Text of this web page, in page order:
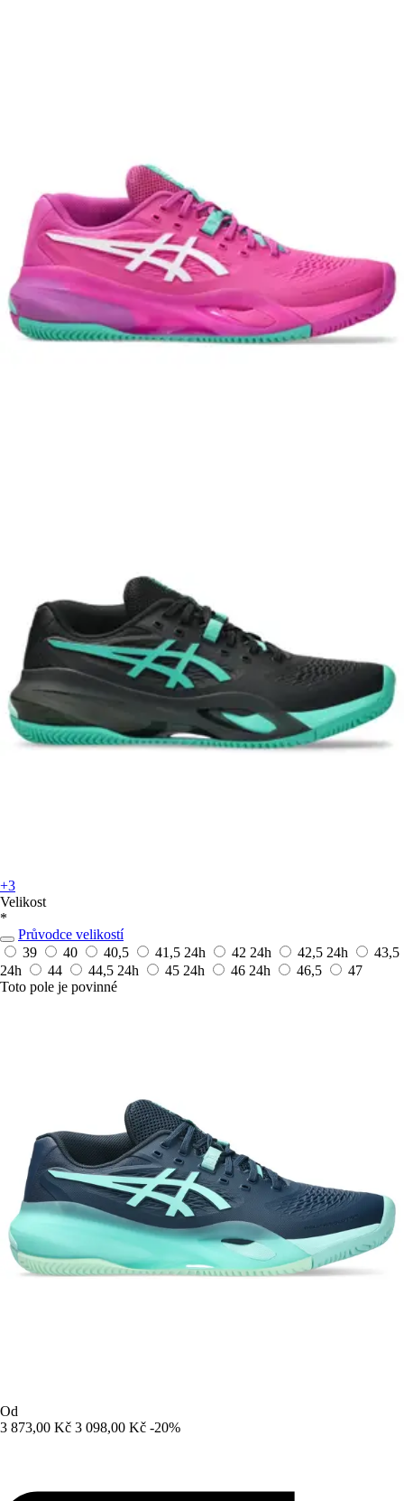
+3
Velikost
*
Průvodce velikostí
39
40 40,5 41,5 24h 42 24h 42,5 24h
43,5
24h
44 44,5 24h 45 24h 46 24h 46,5
47
Toto pole je povinné
Od
3 873,00 Kč 3 098,00 Kč -20%